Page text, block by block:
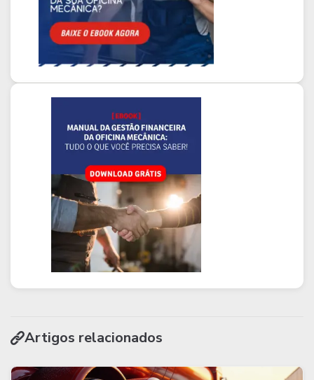
Artigos relacionados